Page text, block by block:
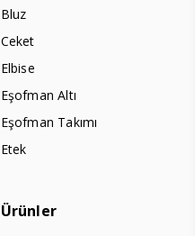
Bluz
Ceket
Elbise
Eşofman Altı
Eşofman Takımı
Etek
Ürünler